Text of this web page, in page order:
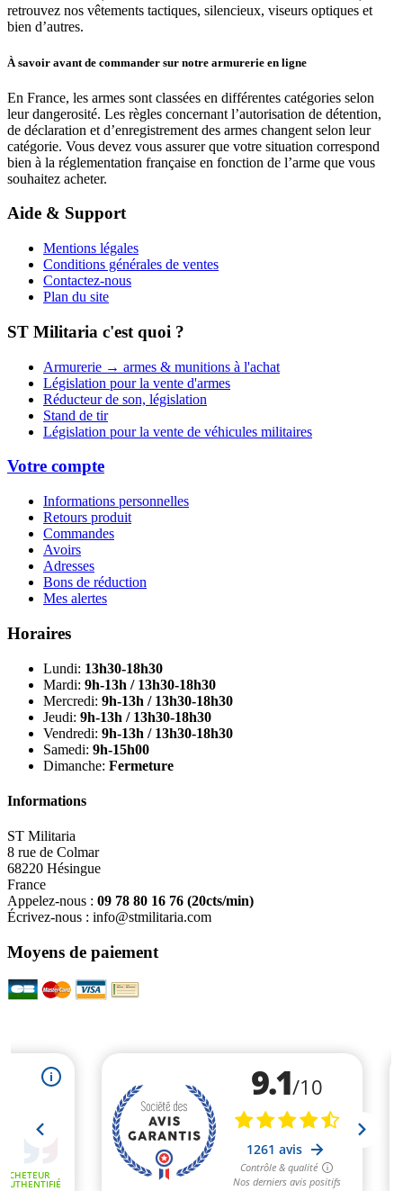
retrouvez nos vêtements tactiques, silencieux, viseurs optiques et
bien d’autres.
À savoir avant de commander sur notre armurerie en ligne
En France, les armes sont classées en différentes catégories selon
leur dangerosité. Les règles concernant l’autorisation de détention,
de déclaration et d’enregistrement des armes changent selon leur
catégorie. Vous devez vous assurer que votre situation correspond
bien à la réglementation française en fonction de l’arme que vous
souhaitez acheter.
Aide & Support
Mentions légales
Conditions générales de ventes
Contactez-nous
Plan du site
ST Militaria c'est quoi ?
Armurerie → armes & munitions à l'achat
Législation pour la vente d'armes
Réducteur de son, législation
Stand de tir
Législation pour la vente de véhicules militaires
Votre compte
Informations personnelles
Retours produit
Commandes
Avoirs
Adresses
Bons de réduction
Mes alertes
Horaires
Lundi: 13h30-18h30
Mardi: 9h-13h / 13h30-18h30
Mercredi: 9h-13h / 13h30-18h30
Jeudi: 9h-13h / 13h30-18h30
Vendredi: 9h-13h / 13h30-18h30
Samedi: 9h-15h00
Dimanche: Fermeture
Informations
ST Militaria
8 rue de Colmar
68220 Hésingue
France
Appelez-nous : 09 78 80 16 76 (20cts/min)
Écrivez-nous : info@stmilitaria.com
Moyens de paiement